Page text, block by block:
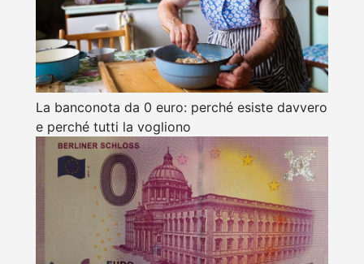
La banconota da 0 euro: perché esiste davvero
e perché tutti la vogliono